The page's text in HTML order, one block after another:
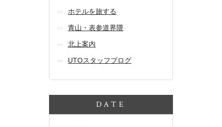
ホテルを旅する
青山・表参道界隈
北上案内
UTOスタッフブログ
DATE